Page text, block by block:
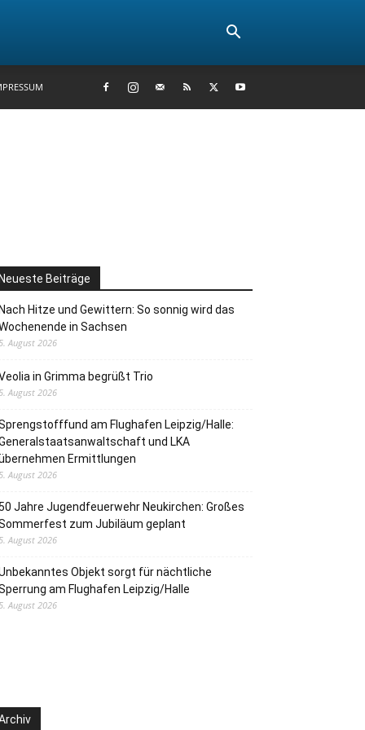
Beiträge
Hitze und Gewittern: So sonnig wird das
in Sachsen
August 2026
in Grimma begrüßt Trio
August 2026
am Flughafen Leipzig/Halle:
und LKA
Ermittlungen
August 2026
Jahre Jugendfeuerwehr Neukirchen: Großes
zum Jubiläum geplant
August 2026
Objekt sorgt für nächtliche
am Flughafen Leipzig/Halle
August 2026